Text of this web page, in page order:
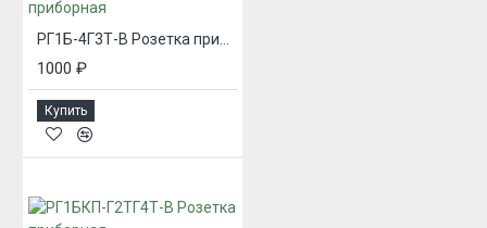
РГ1Б-4Г3Т-В Розетка приборная
1000 ₽
Купить